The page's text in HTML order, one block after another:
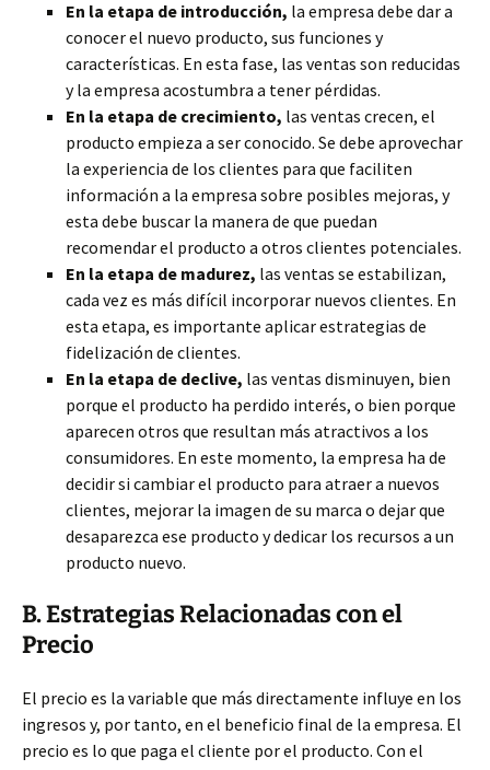
En la etapa de introducción, la empresa debe dar a
conocer el nuevo producto, sus funciones y
características. En esta fase, las ventas son reducidas
y la empresa acostumbra a tener pérdidas.
En la etapa de crecimiento, las ventas crecen, el
producto empieza a ser conocido. Se debe aprovechar
la experiencia de los clientes para que faciliten
información a la empresa sobre posibles mejoras, y
esta debe buscar la manera de que puedan
recomendar el producto a otros clientes potenciales.
En la etapa de madurez, las ventas se estabilizan,
cada vez es más difícil incorporar nuevos clientes. En
esta etapa, es importante aplicar estrategias de
fidelización de clientes.
En la etapa de declive, las ventas disminuyen, bien
porque el producto ha perdido interés, o bien porque
aparecen otros que resultan más atractivos a los
consumidores. En este momento, la empresa ha de
decidir si cambiar el producto para atraer a nuevos
clientes, mejorar la imagen de su marca o dejar que
desaparezca ese producto y dedicar los recursos a un
producto nuevo.
B. Estrategias Relacionadas con el
Precio
El precio es la variable que más directamente influye en los
ingresos y, por tanto, en el beneficio final de la empresa. El
precio es lo que paga el cliente por el producto. Con el